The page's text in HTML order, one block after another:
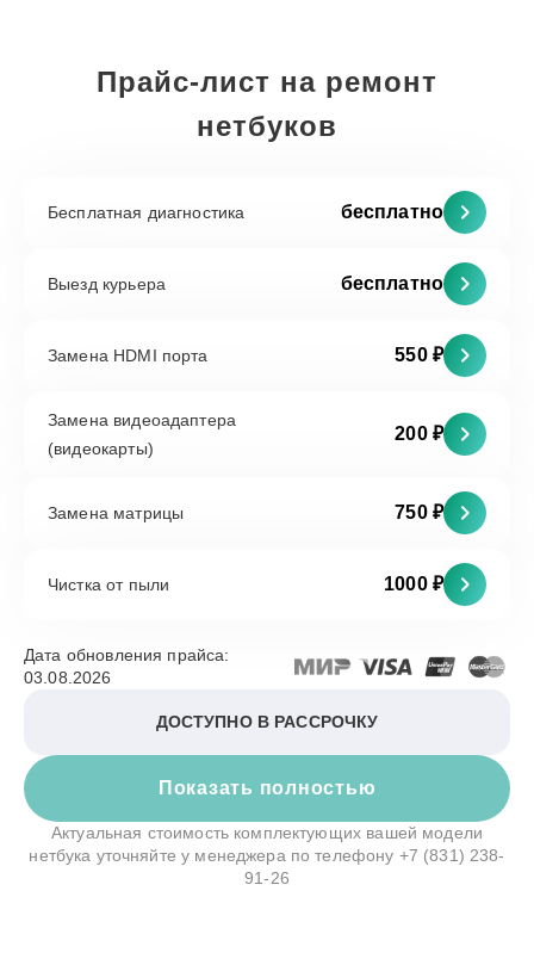
Прайс-лист на ремонт
нетбуков
Бесплатная диагностика бесплатно
Выезд курьера бесплатно
Замена HDMI порта 550 ₽
Замена видеоадаптера
(видеокарты)
200 ₽
Замена матрицы 750 ₽
Чистка от пыли 1000 ₽
Показать полностью
Дата обновления прайса:
03.08.2026
ДОСТУПНО В РАССРОЧКУ
Актуальная стоимость комплектующих вашей модели
нетбука уточняйте у менеджера по телефону +7 (831) 238-
91-26